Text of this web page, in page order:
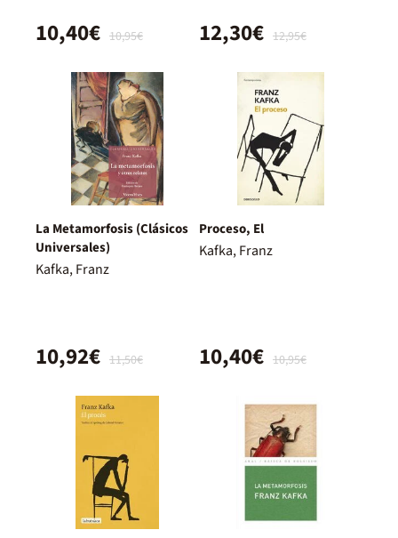
10,95€
10,40€ 12,95€
12,30€
La Metamorfosis (Clásicos
Universales)
Kafka, Franz
11,50€
10,92€
Proceso, El
Kafka, Franz
10,95€
10,40€